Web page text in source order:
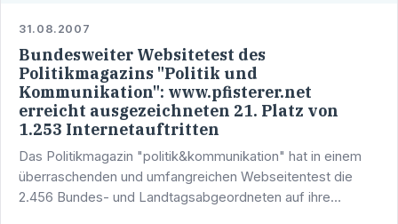
31.08.2007
Bundesweiter Websitetest des
Politikmagazins "Politik und
Kommunikation": www.pfisterer.net
erreicht ausgezeichneten 21. Platz von
1.253 Internetauftritten
Das Politikmagazin "politik&kommunikation" hat in einem
überraschenden und umfangreichen Webseitentest die
2.456 Bundes- und Landtagsabgeordneten auf ihre